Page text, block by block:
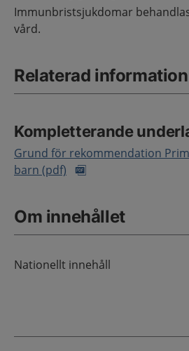
Immunbristsjukdomar
vård.
Relaterad information
Kompletterande
Grund för rekommendation
barn (pdf)
Om innehållet
Nationellt innehåll